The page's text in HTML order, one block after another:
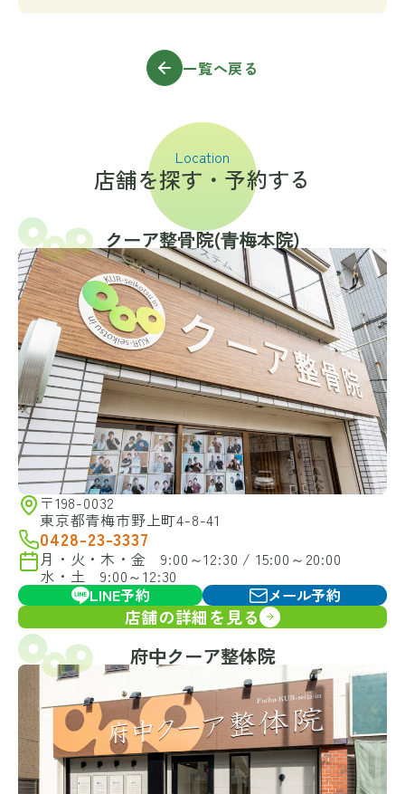
一覧へ戻る
Location
店舗を探す・予約する
クーア整骨院(⻘梅本院)
〒198-0032
東京都青梅市野上町4-8-41
0428-23-3337
月・火・木・金 9:00～12:30 / 15:00～20:00
水・土 9:00～12:30
LINE予約
メール予約
店舗の詳細を見る
府中クーア整体院